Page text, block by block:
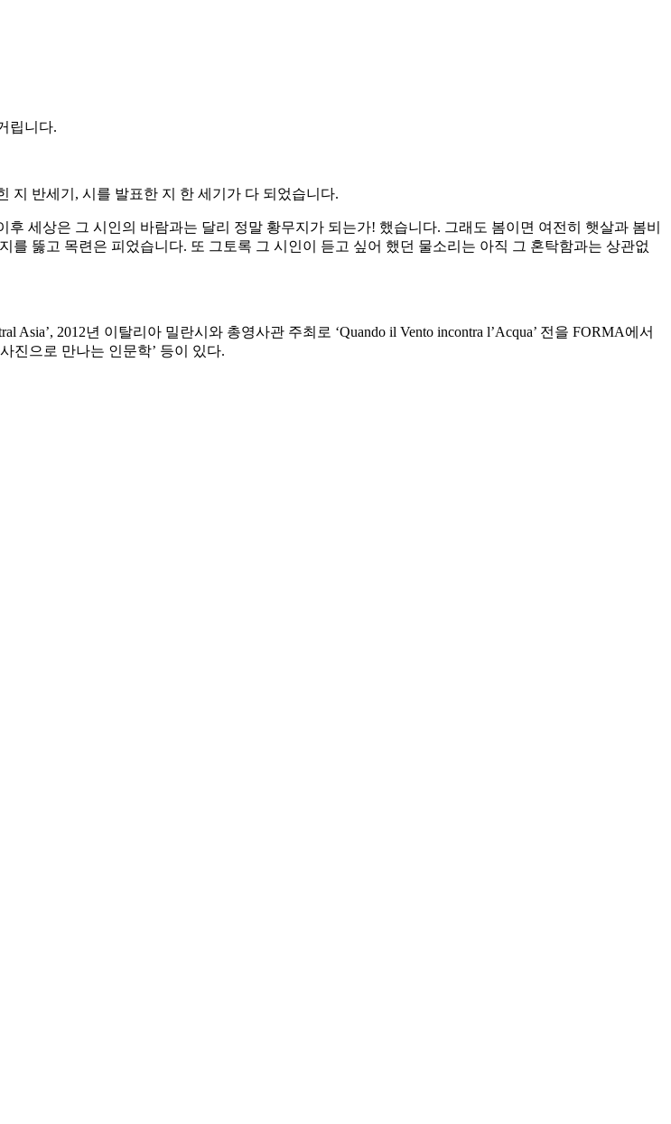
립니다.
지 반세기, 시를 발표한 지 한 세기가 다 되었습니다.
세상은 그 시인의 바람과는 달리 정말 황무지가 되는가! 했습니다. 그래도 봄이면 여전히 햇살과 봄비
뚫고 목련은 피었습니다. 또 그토록 그 시인이 듣고 싶어 했던 물소리는 아직 그 혼탁함과는 상관없
Asia’, 2012년 이탈리아 밀란시와 총영사관 주최로 ‘Quando il Vento incontra l’Acqua’ 전을 FORMA에서
진으로 만나는 인문학’ 등이 있다.